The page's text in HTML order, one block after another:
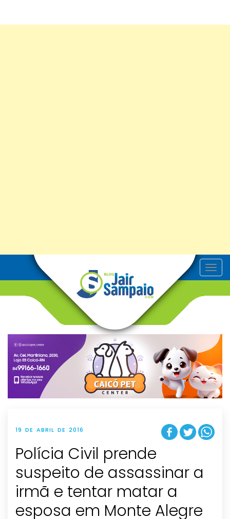
T
o
v
g
t
i
o
n
19 DE ABRIL DE 2016
Polícia Civil prende
suspeito de assassinar a
irmã e tentar matar a